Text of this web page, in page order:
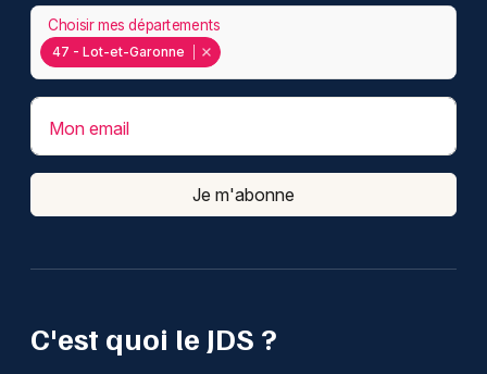
C'est quoi le JDS ?
47 - Lot-et-Garonne
Choisir mes départements
Mon email
Je m'abonne